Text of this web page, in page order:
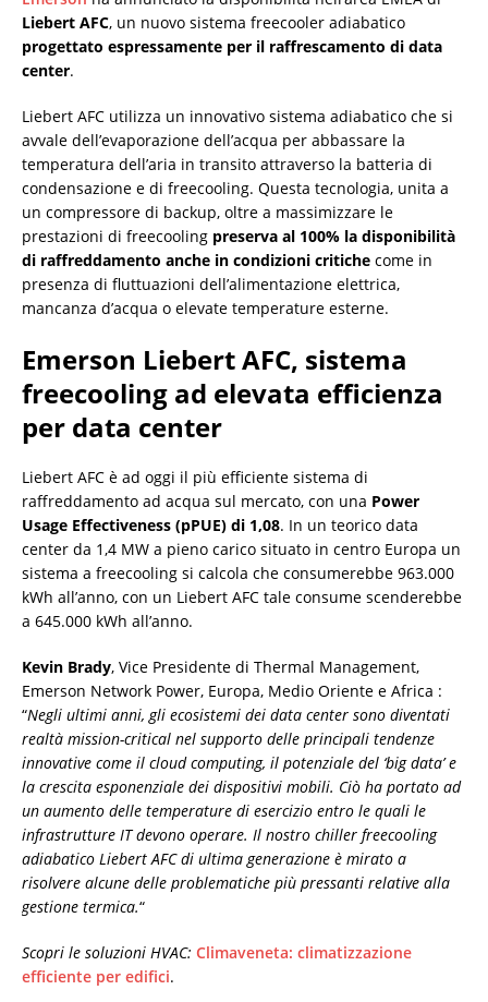
Liebert AFC, un nuovo sistema freecooler adiabatico
progettato espressamente per il raffrescamento di data
center.
Liebert AFC utilizza un innovativo sistema adiabatico che si
avvale dell’evaporazione dell’acqua per abbassare la
temperatura dell’aria in transito attraverso la batteria di
condensazione e di freecooling. Questa tecnologia, unita a
un compressore di backup, oltre a massimizzare le
prestazioni di freecooling preserva al 100% la disponibilità
di raffreddamento anche in condizioni critiche come in
presenza di fluttuazioni dell’alimentazione elettrica,
mancanza d’acqua o elevate temperature esterne.
Emerson Liebert AFC, sistema
freecooling ad elevata efficienza
per data center
Liebert AFC è ad oggi il più efficiente sistema di
raffreddamento ad acqua sul mercato, con una Power
Usage Effectiveness (pPUE) di 1,08. In un teorico data
center da 1,4 MW a pieno carico situato in centro Europa un
sistema a freecooling si calcola che consumerebbe 963.000
kWh all’anno, con un Liebert AFC tale consume scenderebbe
a 645.000 kWh all’anno.
Kevin Brady, Vice Presidente di Thermal Management,
Emerson Network Power, Europa, Medio Oriente e Africa :
“Negli ultimi anni, gli ecosistemi dei data center sono diventati
realtà mission-critical nel supporto delle principali tendenze
innovative come il cloud computing, il potenziale del ‘big data’ e
la crescita esponenziale dei dispositivi mobili. Ciò ha portato ad
un aumento delle temperature di esercizio entro le quali le
infrastrutture IT devono operare. Il nostro chiller freecooling
adiabatico Liebert AFC di ultima generazione è mirato a
risolvere alcune delle problematiche più pressanti relative alla
gestione termica.“
Scopri le soluzioni HVAC: Climaveneta: climatizzazione
efficiente per edifici.